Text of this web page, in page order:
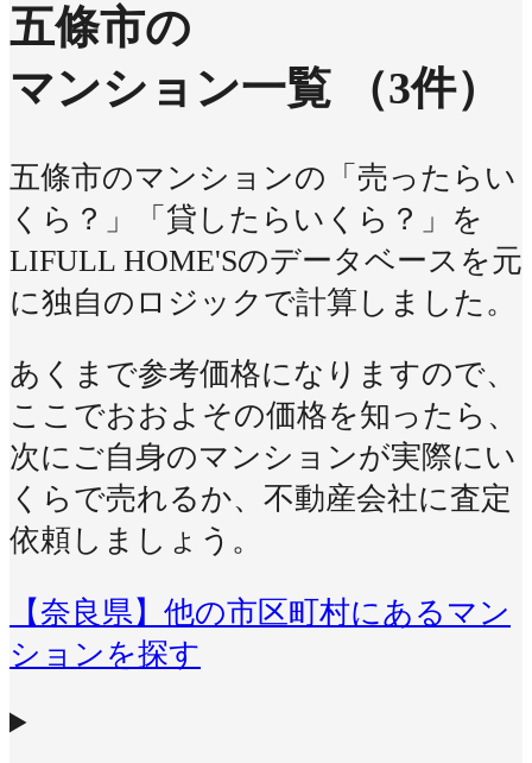
五條市の
マンション一覧
（3件）
五條市のマンションの「売ったらい
くら？」「貸したらいくら？」を
LIFULL HOME'Sのデータベースを元
に独自のロジックで計算しました。
あくまで参考価格になりますので、
ここでおおよその価格を知ったら、
次にご自身のマンションが実際にい
くらで売れるか、不動産会社に査定
依頼しましょう。
【奈良県】他の市区町村にあるマン
ションを探す